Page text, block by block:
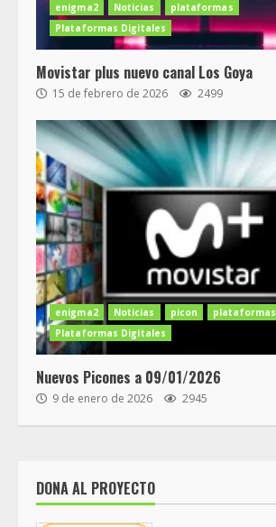
enigma2 Noticias
plataformas
Plataformas Digitales
Movistar plus nuevo canal Los Goya
15 de febrero de 2026 2499
enigma2 Noticias picon
plataformas
Plataformas Digitales
Nuevos Picones a 09/01/2026
9 de enero de 2026 2945
DONA AL PROYECTO